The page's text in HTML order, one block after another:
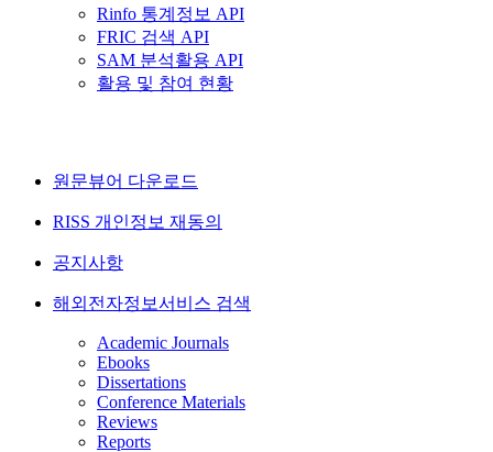
Rinfo 통계정보 API
FRIC 검색 API
SAM 분석활용 API
활용 및 참여 현황
원문뷰어 다운로드
RISS 개인정보 재동의
공지사항
해외전자정보서비스 검색
Academic Journals
Ebooks
Dissertations
Conference Materials
Reviews
Reports